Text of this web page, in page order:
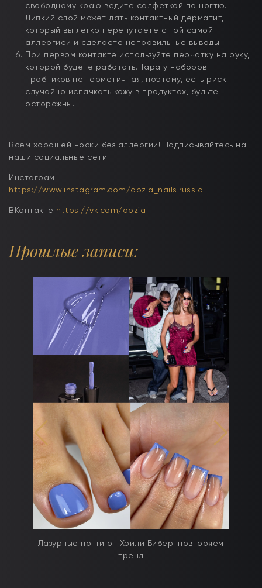
свободному краю ведите салфеткой по ногтю.
Липкий слой может дать контактный дерматит,
который вы легко перепутаете с той самой
аллергией и сделаете неправильные выводы.
При первом контакте используйте перчатку на руку,
которой будете работать. Тара у наборов
пробников не герметичная, поэтому, есть риск
случайно испачкать кожу в продуктах, будьте
осторожны.
Всем хорошей носки без аллергии! Подписывайтесь на
наши социальные сети
Инстаграм:
https://www.instagram.com/opzia_nails.russia
ВКонтакте https://vk.com/opzia
Прошлые записи:
Лазурные ногти от Хэйли Бибер: повторяем
тренд